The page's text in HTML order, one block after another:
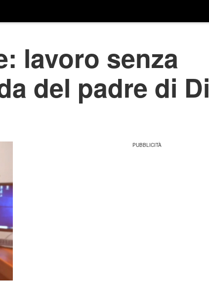
lavoro senza
del padre di Di